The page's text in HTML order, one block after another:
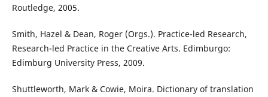
Routledge, 2005.
Smith, Hazel & Dean, Roger (Orgs.). Practice-led Research,
Research-led Practice in the Creative Arts. Edimburgo:
Edimburg University Press, 2009.
Shuttleworth, Mark & Cowie, Moira. Dictionary of translation